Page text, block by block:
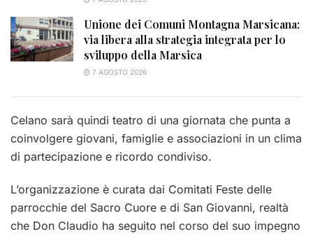
Unione dei Comuni Montagna Marsicana:
via libera alla strategia integrata per lo
sviluppo della Marsica
7 AGOSTO 2026
Celano sarà quindi teatro di una giornata che punta a
coinvolgere giovani, famiglie e associazioni in un clima
di partecipazione e ricordo condiviso.
L’organizzazione è curata dai Comitati Feste delle
parrocchie del Sacro Cuore e di San Giovanni, realtà
che Don Claudio ha seguito nel corso del suo impegno